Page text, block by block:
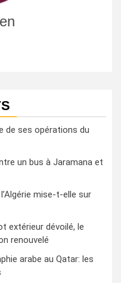
de ses opérations du
un bus à Jaramana et
mise-t-elle sur
extérieur dévoilé, le
renouvelé
arabe au Qatar: les